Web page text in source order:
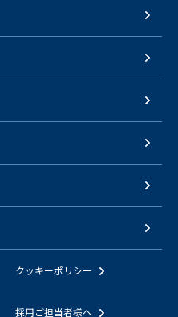
クッキーポリシー
採用ご担当者様へ